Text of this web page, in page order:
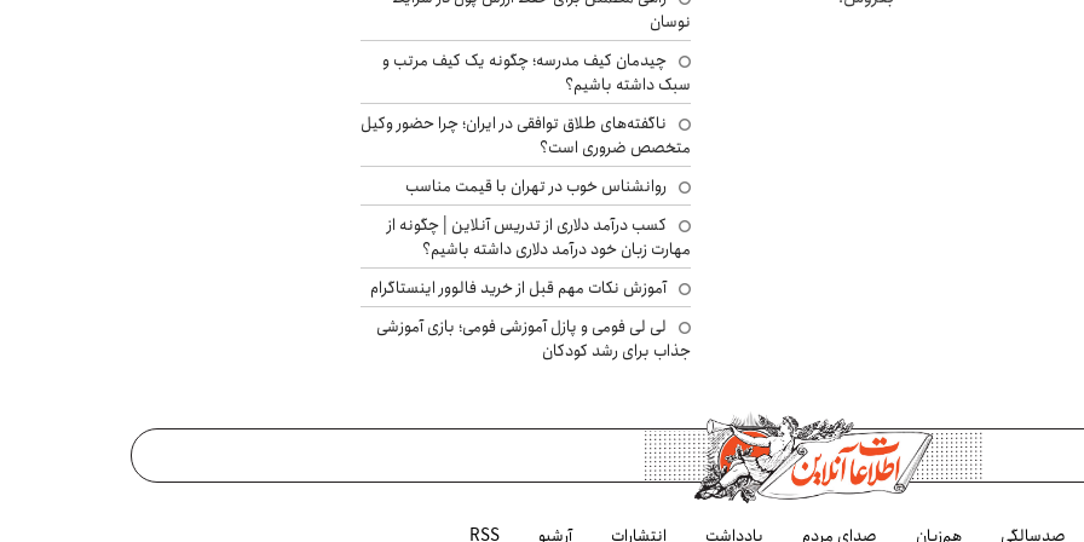
نوسان
چیدمان کیف مدرسه؛ چگونه یک کیف مرتب و
سبک داشته باشیم؟
ناگفته‌های طلاق توافقی در ایران؛ چرا حضور وکیل
متخصص ضروری است؟
روانشناس خوب در تهران با قیمت مناسب
کسب درآمد دلاری از تدریس آنلاین | چگونه از
مهارت زبان خود درآمد دلاری داشته باشیم؟
آموزش نکات مهم قبل از خرید فالوور اینستاگرام
لی لی فومی و پازل آموزشی فومی؛ بازی آموزشی
جذاب برای رشد کودکان
صدسالگی هم‌زبان صدای مردم یادداشت انتشارات آرشیو RSS